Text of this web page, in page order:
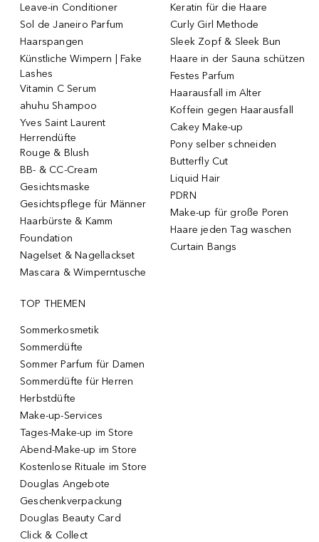
Leave-in Conditioner
Sol de Janeiro Parfum
Haarspangen
Künstliche Wimpern | Fake
Lashes
Vitamin C Serum
ahuhu Shampoo
Yves Saint Laurent
Herrendüfte
Rouge & Blush
BB- & CC-Cream
Gesichtsmaske
Gesichtspflege für Männer
Haarbürste & Kamm
Foundation
Nagelset & Nagellackset
Mascara & Wimperntusche
Keratin für die Haare
Curly Girl Methode
Sleek Zopf & Sleek Bun
Haare in der Sauna schützen
Festes Parfum
Haarausfall im Alter
Koffein gegen Haarausfall
Cakey Make-up
Pony selber schneiden
Butterfly Cut
Liquid Hair
PDRN
Make-up für große Poren
Haare jeden Tag waschen
Curtain Bangs
TOP THEMEN
Sommerkosmetik
Sommerdüfte
Sommer Parfum für Damen
Sommerdüfte für Herren
Herbstdüfte
Make-up-Services
Tages-Make-up im Store
Abend-Make-up im Store
Kostenlose Rituale im Store
Douglas Angebote
Geschenkverpackung
Douglas Beauty Card
Click & Collect